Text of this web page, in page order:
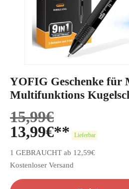
YOFIG Geschenke für
Multifunktions
15,99€
13,99€ Lieferbar
1 GEBRAUCHT ab 12,59€
Kostenloser Versand